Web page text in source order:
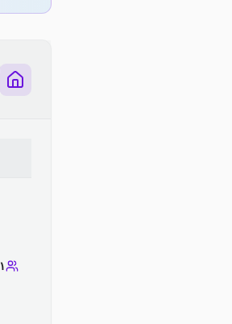
١ هيلبر